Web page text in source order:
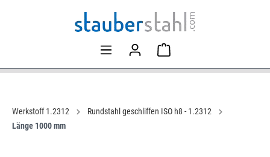
Werkstoff 1.2312
Rundstahl geschliffen ISO h8 - 1.2312
Länge 1000 mm